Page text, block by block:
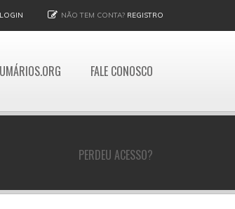
LOGIN NÃO TEM CONTA? REGISTRO
FALE CONOSCO
PERDEU ACESSO?